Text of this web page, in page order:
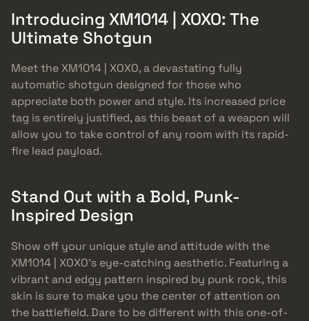
Introducing XM1014 | XOXO: The
Ultimate Shotgun
Meet the XM1014 | XOXO, a devastating fully
automatic shotgun designed for those who
appreciate both power and style. Its increased price
tag is entirely justified, as this beast of a weapon will
allow you to take control of any room with its rapid-
fire lead payload.
Stand Out with a Bold, Punk-
Inspired Design
Show off your unique style and attitude with the
XM1014 | XOXO’s eye-catching aesthetic. Featuring a
vibrant and edgy pattern inspired by punk rock, this
skin is sure to make you the center of attention on
the battlefield. Dare to be different with this one-of-